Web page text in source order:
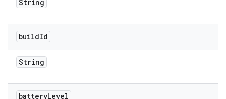
String
buildId
String
batteryLevel